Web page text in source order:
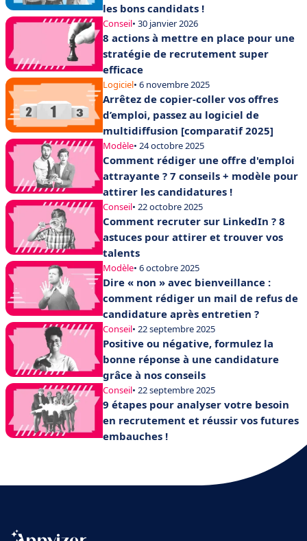
les bons candidats !
Conseil• 30 janvier 2026
8 actions à mettre en place pour une
stratégie de recrutement super
efficace
Logiciel• 6 novembre 2025
Arrêtez de copier-coller vos offres
d’emploi, passez au logiciel de
multidiffusion [comparatif 2025]
Modèle• 24 octobre 2025
Comment rédiger une offre d'emploi
attrayante ? 7 conseils + modèle pour
attirer les candidatures !
Conseil• 22 octobre 2025
Comment recruter sur LinkedIn ? 8
astuces pour attirer et trouver vos
talents
Modèle• 6 octobre 2025
Dire « non » avec bienveillance :
comment rédiger un mail de refus de
candidature après entretien ?
Conseil• 22 septembre 2025
Positive ou négative, formulez la
bonne réponse à une candidature
grâce à nos conseils
Conseil• 22 septembre 2025
9 étapes pour analyser votre besoin
en recrutement et réussir vos futures
embauches !